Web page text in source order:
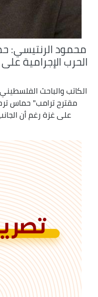
محمود الرنتيسي:
الحرب الإجرامية
الكاتب والباحث
مقترح ترامب" حماس
على غزة رغم أن